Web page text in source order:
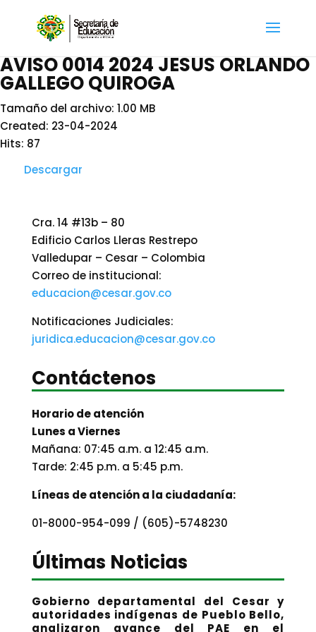
AVISO 0014 2024 JESUS ORLANDO
GALLEGO QUIROGA
Tamaño del archivo: 1.00 MB
Created: 23-04-2024
Hits: 87
Descargar
Cra. 14 #13b – 80
Edificio Carlos Lleras Restrepo
Valledupar – Cesar – Colombia
Correo de institucional:
educacion@cesar.gov.co
Notificaciones Judiciales:
juridica.educacion@cesar.gov.co
Contáctenos
Horario de atención
Lunes a Viernes
Mañana: 07:45 a.m. a 12:45 a.m.
Tarde: 2:45 p.m. a 5:45 p.m.
Líneas de atención a la ciudadanía:
01-8000-954-099 / (605)-5748230
Últimas Noticias
Gobierno departamental del Cesar y
autoridades indígenas de Pueblo Bello,
analizaron avance del PAE en el